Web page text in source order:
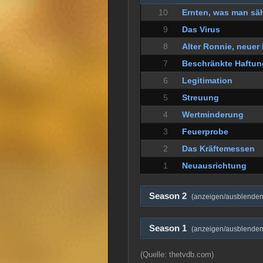
10 Ernten, was man
9 Das Virus
8 Alter Ronnie, neuer
7 Beschränkte
6 Legitimation
5 Streuung
4 Wertminderung
3 Feuerprobe
2 Das Kräftemessen
1 Neuausrichtung
Season 2 (anzeigen/
Season 1 (anzeigen/
(Quelle: thetvdb.com)